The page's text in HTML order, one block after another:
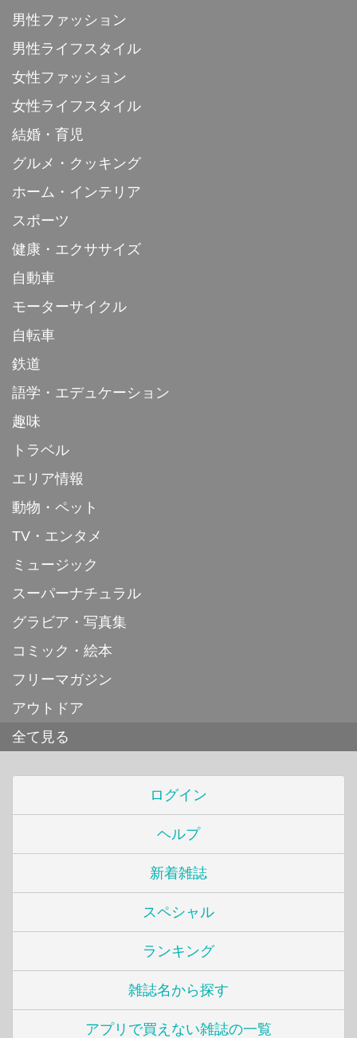
男性ファッション
男性ライフスタイル
女性ファッション
女性ライフスタイル
結婚・育児
グルメ・クッキング
ホーム・インテリア
スポーツ
健康・エクササイズ
自動車
モーターサイクル
自転車
鉄道
語学・エデュケーション
趣味
トラベル
エリア情報
動物・ペット
TV・エンタメ
ミュージック
スーパーナチュラル
グラビア・写真集
コミック・絵本
フリーマガジン
アウトドア
全て見る
ログイン
ヘルプ
新着雑誌
スペシャル
ランキング
雑誌名から探す
アプリで買えない雑誌の一覧